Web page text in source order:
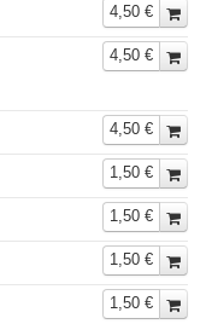
4,50 €
4,50 €
4,50 €
1,50 €
1,50 €
1,50 €
1,50 €